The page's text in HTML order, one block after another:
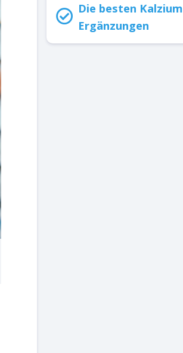
Die besten Kalzium
Ergänzungen